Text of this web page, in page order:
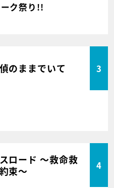
ク祭り!!
のままでいて 3
ロード ～救命救
束～
4